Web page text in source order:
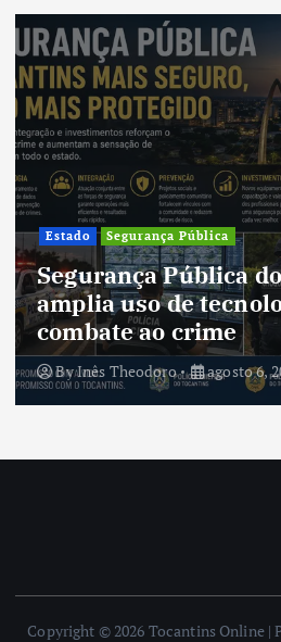
Estado Segurança Pública
Segurança Pública
amplia uso de
combate ao crime
ByInês Theodoro agosto 6,
Copyright © 2026 Tocantins Online |